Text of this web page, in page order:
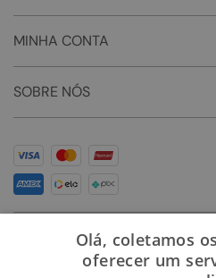
MINHA CONTA
SOBRE NÓS
Olá, coletamos
oferecer um